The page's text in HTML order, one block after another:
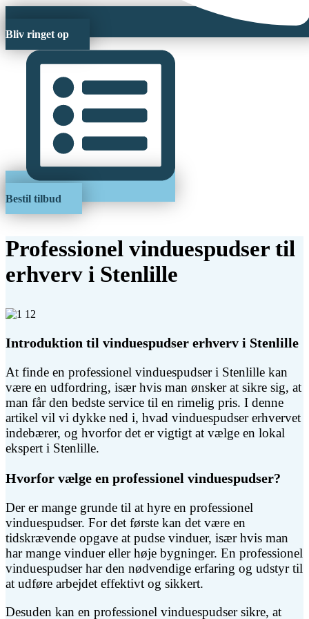
Bliv ringet op
Bestil tilbud
Professionel vinduespudser til
erhverv i Stenlille
Introduktion til vinduespudser erhverv i Stenlille
At finde en professionel vinduespudser i Stenlille kan
være en udfordring, især hvis man ønsker at sikre sig, at
man får den bedste service til en rimelig pris. I denne
artikel vil vi dykke ned i, hvad vinduespudser erhvervet
indebærer, og hvorfor det er vigtigt at vælge en lokal
ekspert i Stenlille.
Hvorfor vælge en professionel vinduespudser?
Der er mange grunde til at hyre en professionel
vinduespudser. For det første kan det være en
tidskrævende opgave at pudse vinduer, især hvis man
har mange vinduer eller høje bygninger. En professionel
vinduespudser har den nødvendige erfaring og udstyr til
at udføre arbejdet effektivt og sikkert.
Desuden kan en professionel vinduespudser sikre, at